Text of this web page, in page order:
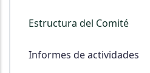
Comite
De
Estructura del Comité
Informes de actividades